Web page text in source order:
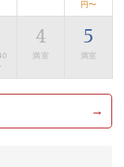
温泉の質を楽し
れるプライベー
が諏訪大社をご
利用ご希望の方
円〜
4
満室
5
満室